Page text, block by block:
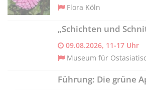
Flora Köln
„Schichten und
09.08.2026, 11-17 Uhr
Museum für
Führung: Die grüne